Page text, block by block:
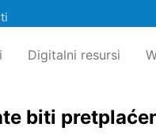
Digitalni resursi
biti